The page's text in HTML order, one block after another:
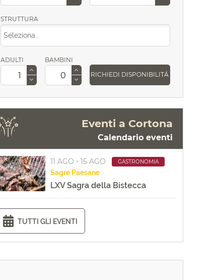
STRUTTURA
ADULTI
BAMBINI
RICHIEDI DISPONIBILITÁ
Eventi a Cortona
Calendario eventi
11 AGO - 15 AGO GASTRONOMIA
Sagre Paesane
LXV Sagra della Bistecca
TUTTI GLI EVENTI